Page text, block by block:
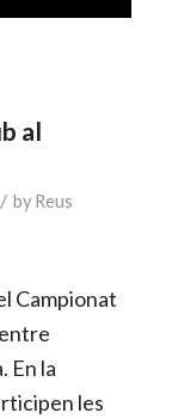
al
/ by Reus
Campionat
En la
les